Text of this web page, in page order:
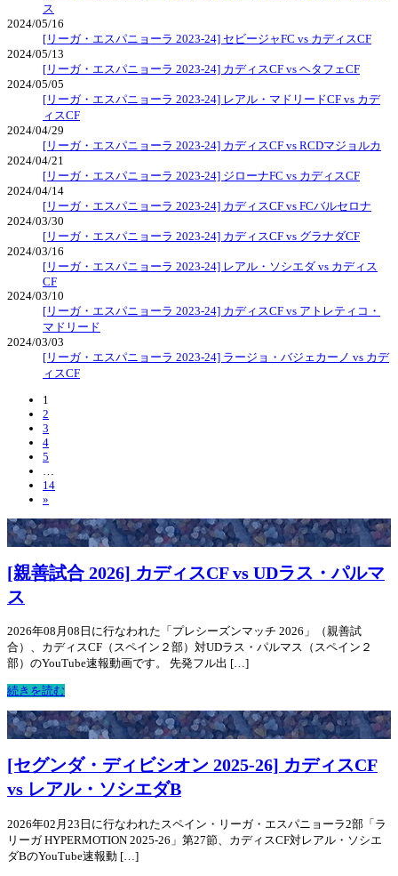
ス
2024/05/16
[リーガ・エスパニョーラ 2023-24] セビージャFC vs カディスCF
2024/05/13
[リーガ・エスパニョーラ 2023-24] カディスCF vs ヘタフェCF
2024/05/05
[リーガ・エスパニョーラ 2023-24] レアル・マドリードCF vs カデ
ィスCF
2024/04/29
[リーガ・エスパニョーラ 2023-24] カディスCF vs RCDマジョルカ
2024/04/21
[リーガ・エスパニョーラ 2023-24] ジローナFC vs カディスCF
2024/04/14
[リーガ・エスパニョーラ 2023-24] カディスCF vs FCバルセロナ
2024/03/30
[リーガ・エスパニョーラ 2023-24] カディスCF vs グラナダCF
2024/03/16
[リーガ・エスパニョーラ 2023-24] レアル・ソシエダ vs カディス
CF
2024/03/10
[リーガ・エスパニョーラ 2023-24] カディスCF vs アトレティコ・
マドリード
2024/03/03
[リーガ・エスパニョーラ 2023-24] ラージョ・バジェカーノ vs カデ
ィスCF
1
2
3
4
5
14
»
[親善試合 2026] カディスCF vs UDラス・パルマ
ス
2026年08月08日に行なわれた「プレシーズンマッチ 2026」（親善試
合）、カディスCF（スペイン２部）対UDラス・パルマス（スペイン２
部）のYouTube速報動画です。 先発フル出 […]
続きを読む
[セグンダ・ディビシオン 2025-26] カディスCF
vs レアル・ソシエダB
2026年02月23日に行なわれたスペイン・リーガ・エスパニョーラ2部「ラ
リーガ HYPERMOTION 2025-26」第27節、カディスCF対レアル・ソシエ
ダBのYouTube速報動 […]